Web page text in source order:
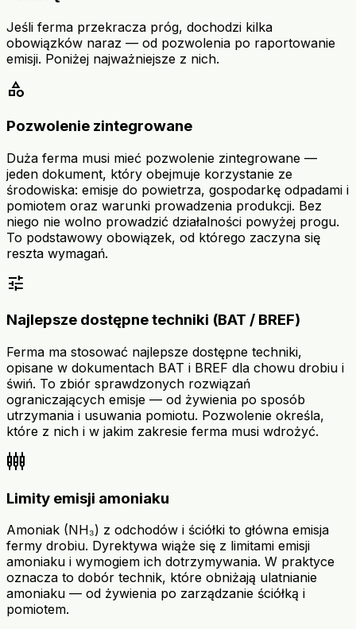
Jeśli ferma przekracza próg, dochodzi kilka
obowiązków naraz — od pozwolenia po raportowanie
emisji. Poniżej najważniejsze z nich.
category
Pozwolenie zintegrowane
Duża ferma musi mieć pozwolenie zintegrowane —
jeden dokument, który obejmuje korzystanie ze
środowiska: emisje do powietrza, gospodarkę odpadami i
pomiotem oraz warunki prowadzenia produkcji. Bez
niego nie wolno prowadzić działalności powyżej progu.
To podstawowy obowiązek, od którego zaczyna się
reszta wymagań.
tune
Najlepsze dostępne techniki (BAT / BREF)
Ferma ma stosować najlepsze dostępne techniki,
opisane w dokumentach BAT i BREF dla chowu drobiu i
świń. To zbiór sprawdzonych rozwiązań
ograniczających emisje — od żywienia po sposób
utrzymania i usuwania pomiotu. Pozwolenie określa,
które z nich i w jakim zakresie ferma musi wdrożyć.
settings_input_component
Limity emisji amoniaku
Amoniak (NH₃) z odchodów i ściółki to główna emisja
fermy drobiu. Dyrektywa wiąże się z limitami emisji
amoniaku i wymogiem ich dotrzymywania. W praktyce
oznacza to dobór technik, które obniżają ulatnianie
amoniaku — od żywienia po zarządzanie ściółką i
pomiotem.